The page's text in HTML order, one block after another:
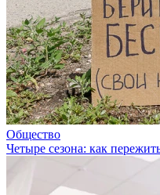
Общество
Четыре сезона: как